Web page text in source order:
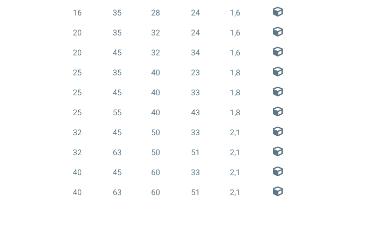
16 35 28 24
1,6
20 35 32 24
1,6
20 45 32 34
1,6
25 35 40 23
1,8
25 45 40 33
1,8
25 55 40 43
1,8
32 45 50 33
2,1
32 63 50 51
2,1
40 45 60 33
2,1
40 63 60 51 2,1